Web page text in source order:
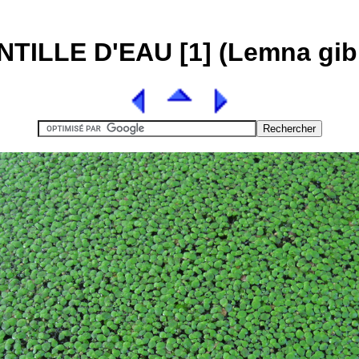
D'EAU [1] (Lemna